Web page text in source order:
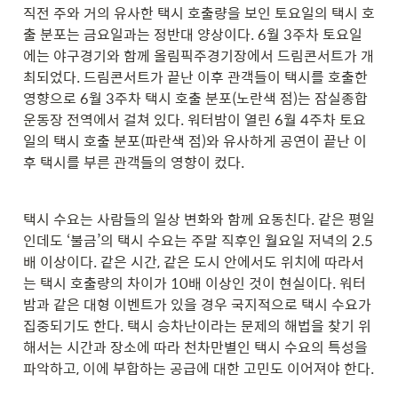
직전 주와 거의 유사한 택시 호출량을 보인 토요일의 택시 호
출 분포는 금요일과는 정반대 양상이다. 6월 3주차 토요일
에는 야구경기와 함께 올림픽주경기장에서 드림콘서트가 개
최되었다. 드림콘서트가 끝난 이후 관객들이 택시를 호출한
영향으로 6월 3주차 택시 호출 분포(노란색 점)는 잠실종합
운동장 전역에서 걸쳐 있다. 워터밤이 열린 6월 4주차 토요
일의 택시 호출 분포(파란색 점)와 유사하게 공연이 끝난 이
후 택시를 부른 관객들의 영향이 컸다.
택시 수요는 사람들의 일상 변화와 함께 요동친다. 같은 평일
인데도 ‘불금’의 택시 수요는 주말 직후인 월요일 저녁의 2.5
배 이상이다. 같은 시간, 같은 도시 안에서도 위치에 따라서
는 택시 호출량의 차이가 10배 이상인 것이 현실이다. 워터
밤과 같은 대형 이벤트가 있을 경우 국지적으로 택시 수요가
집중되기도 한다. 택시 승차난이라는 문제의 해법을 찾기 위
해서는 시간과 장소에 따라 천차만별인 택시 수요의 특성을
파악하고, 이에 부합하는 공급에 대한 고민도 이어져야 한다.